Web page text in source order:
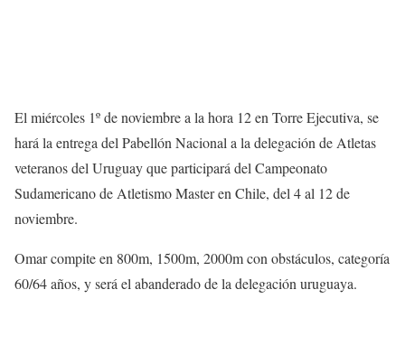
El miércoles 1º de noviembre a la hora 12 en Torre Ejecutiva, se
hará la entrega del Pabellón Nacional a la delegación de Atletas
veteranos del Uruguay que participará del Campeonato
Sudamericano de Atletismo Master en Chile, del 4 al 12 de
noviembre.
Omar compite en 800m, 1500m, 2000m con obstáculos, categoría
60/64 años, y será el abanderado de la delegación uruguaya.